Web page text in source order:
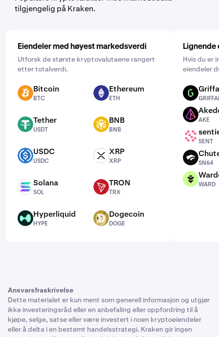
månedlig.
tilgjengelig på Kraken.
Eiendeler med høyest markedsverdi
Utforsk de største kryptovalutaene rangert
etter totalverdi.
BTC Bitcoin
BTC
ETH Ethereum
ETH
USDT Tether
USDT
BNB BNB
BNB
USDC USDC
USDC
XRP XRP
XRP
SOL Solana
SOL
TRX TRON
TRX
HYPE Hyperliquid
HYPE
DOGE Dogecoin
DOGE
Lignende
Hvis du er
eiendeler
GRIFFAIN
AKE
AKE
SENT
SENT
SN64
SN64
WARD
WARD
Ansvarsfraskrivelse
Dette materialet er kun ment som generell informasjon og utgjør
ikke investeringsråd eller en anbefaling eller oppfordring til å
kjøpe, selge, satse eller være investert i noen kryptoeiendeler
eller å delta i en bestemt handelsstrategi. Kraken gir ingen